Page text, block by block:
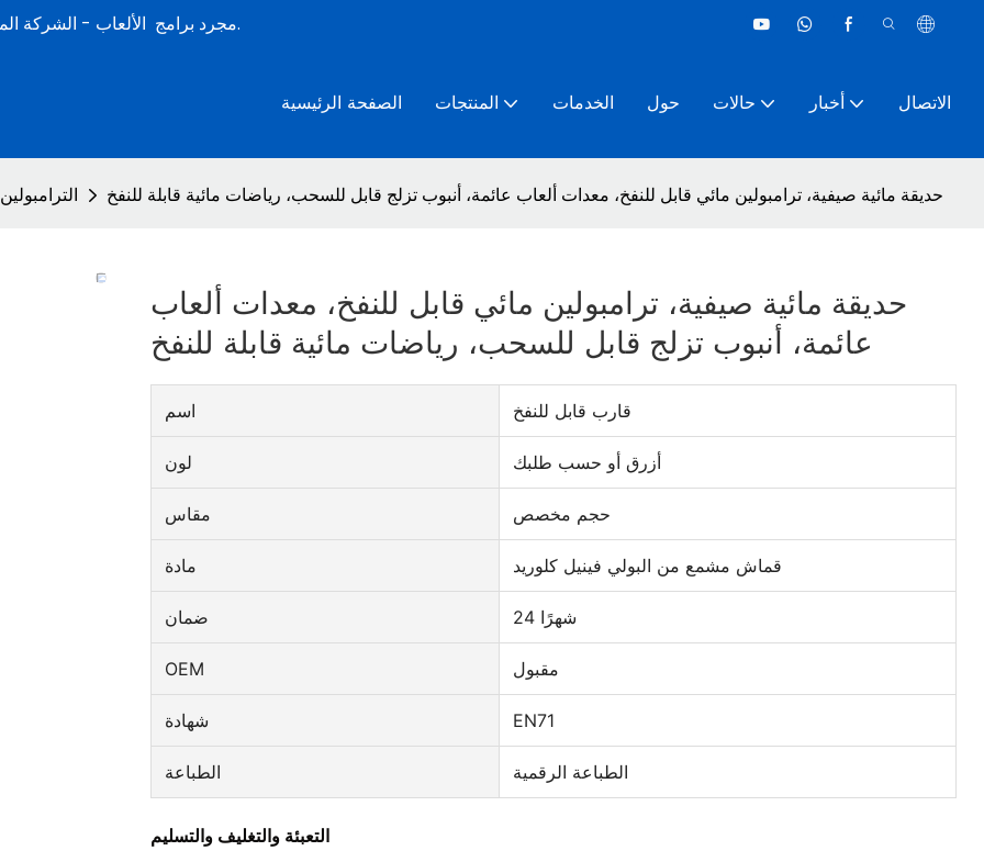
مجرد برامج الألعاب - الشركة المصنعة لألعاب الصيف المائية القابلة للنفخ المحترفة لأكثر من 15 عامًا.
الصفحة الرئيسية المنتجات الخدمات حول حالات أخبار الاتصال
حديقة مائية صيفية، ترامبولين مائي قابل للنفخ، معدات ألعاب عائمة، أنبوب تزلج قابل للسحب، رياضات مائية قابلة للنفخ
حديقة مائية صيفية، ترامبولين مائي قابل للنفخ، معدات ألعاب
عائمة، أنبوب تزلج قابل للسحب، رياضات مائية قابلة للنفخ
اسم قارب قابل للنفخ
لون أزرق أو حسب طلبك
مقاس حجم مخصص
مادة قماش مشمع من البولي فينيل كلوريد
ضمان 24 شهرًا
OEM مقبول
شهادة EN71
الطباعة الطباعة الرقمية
التعبئة والتغليف والتسليم